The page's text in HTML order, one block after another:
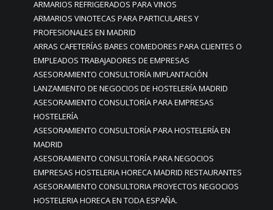
ARMARIOS REFRIGERADOS PARA VINOS
ARMARIOS VINOTECAS PARA PARTICULARES Y
PROFESIONALES EN MADRID
ARRAS CAFETERÍAS BARES COMEDORES PARA CLIENTES O
EMPLEADOS TRABAJADORES DE EMPRESAS
ASESORAMIENTO CONSULTORÍA IMPLANTACIÓN
LANZAMIENTO DE NEGOCIOS DE HOSTELERÍA MADRID
ASESORAMIENTO CONSULTORÍA PARA EMPRESAS
HOSTELERÍA
ASESORAMIENTO CONSULTORÍA PARA HOSTELERÍA EN
MADRID
ASESORAMIENTO CONSULTORÍA PARA NEGOCIOS
EMPRESAS HOSTELERIA HORECA MADRID RESTAURANTES
ASESORAMIENTO CONSULTORIA PROYECTOS NEGOCIOS
HOSTELERIA HORECA EN TODA ESPAÑA.